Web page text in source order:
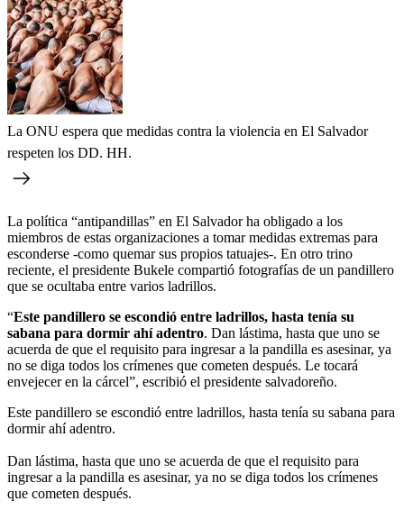
La ONU espera que medidas contra la violencia en El Salvador
respeten los DD. HH.
La política “antipandillas” en El Salvador ha obligado a los
miembros de estas organizaciones a tomar medidas extremas para
esconderse -como quemar sus propios tatuajes-. En otro trino
reciente, el presidente Bukele compartió fotografías de un pandillero
que se ocultaba entre varios ladrillos.
“Este pandillero se escondió entre ladrillos, hasta tenía su
sabana para dormir ahí adentro. Dan lástima, hasta que uno se
acuerda de que el requisito para ingresar a la pandilla es asesinar, ya
no se diga todos los crímenes que cometen después. Le tocará
envejecer en la cárcel”, escribió el presidente salvadoreño.
Este pandillero se escondió entre ladrillos, hasta tenía su sabana para
dormir ahí adentro.
Dan lástima, hasta que uno se acuerda de que el requisito para
ingresar a la pandilla es asesinar, ya no se diga todos los crímenes
que cometen después.